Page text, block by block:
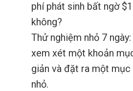
phí phát sinh bất ngờ
không?
Thử nghiệm nhỏ 7
xem xét một khoản
giản và đặt ra một
nhỏ.